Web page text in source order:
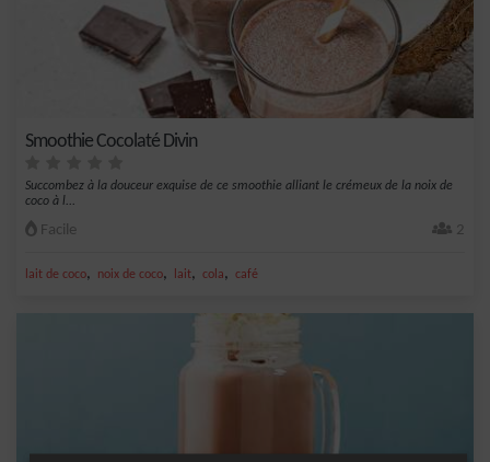
Smoothie Cocolaté Divin
Succombez à la douceur exquise de ce smoothie alliant le crémeux de la noix de
coco à l...
Facile 2
lait de coco, noix de coco, lait, cola, café